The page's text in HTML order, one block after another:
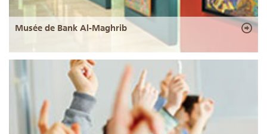
Musée de Bank Al-Maghrib